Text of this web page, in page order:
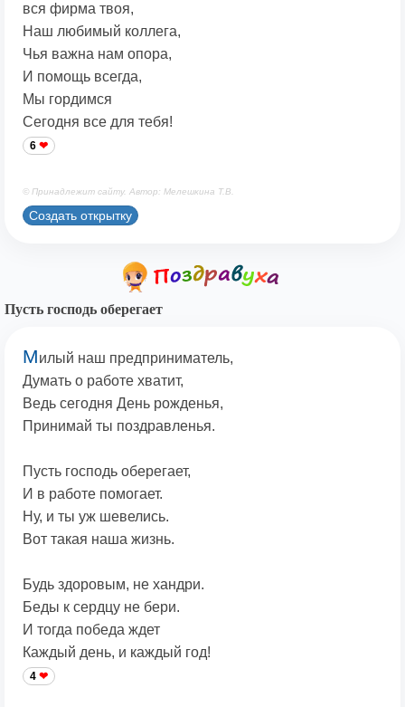
вся фирма твоя,
Наш любимый коллега,
Чья важна нам опора,
И помощь всегда,
Мы гордимся
Сегодня все для тебя!
6
© Принадлежит сайту. Автор: Мелешкина Т.В.
Создать открытку
Пусть господь оберегает
Милый наш предприниматель,
Думать о работе хватит,
Ведь сегодня День рожденья,
Принимай ты поздравленья.
Пусть господь оберегает,
И в работе помогает.
Ну, и ты уж шевелись.
Вот такая наша жизнь.
Будь здоровым, не хандри.
Беды к сердцу не бери.
И тогда победа ждет
Каждый день, и каждый год!
4